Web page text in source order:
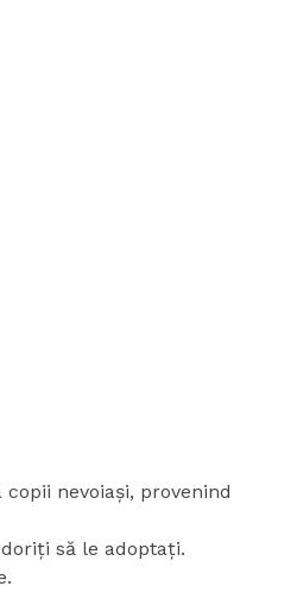
nevoiași, provenind
să le adoptați.